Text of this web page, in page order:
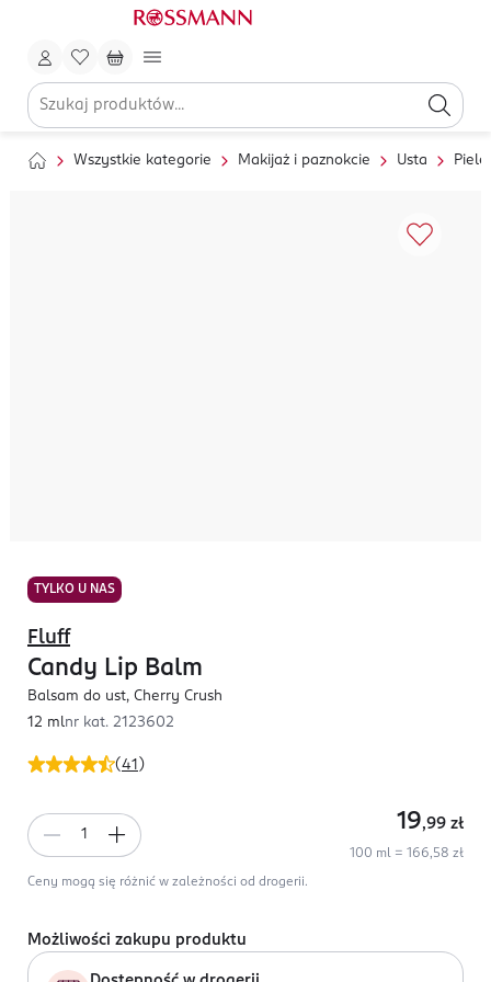
Wszystkie kategorie Makijaż i paznokcie Usta
TYLKO U NAS
(41 )
Fluff
Candy Lip Balm
Balsam do ust, Cherry Crush
12 mlnr kat. 2123602
19,99 zł
100 ml = 166,58 zł
Ceny mogą się różnić w zależności od drogerii.
Możliwości zakupu produktu